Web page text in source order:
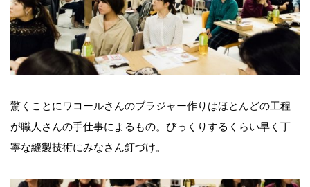
驚くことにワコールさんのブラジャー作りはほとんどの工程
が職人さんの手仕事によるもの。びっくりするくらい早く丁
寧な縫製技術にみなさん釘づけ。